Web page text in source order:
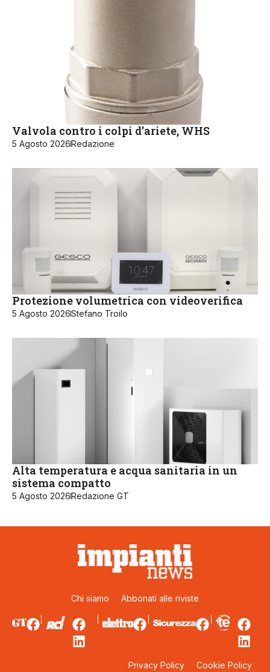
Valvola contro i colpi d’ariete, WHS
5 Agosto 2026Redazione
Protezione volumetrica con videoverifica
5 Agosto 2026Stefano Troilo
Alta temperatura e acqua sanitaria in un
sistema compatto
5 Agosto 2026Redazione GT
Chi siamo Abbonati alle riviste
Privacy Policy Cookie Policy